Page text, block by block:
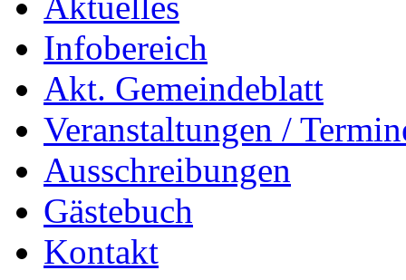
Infobereich
Akt. Gemeindeblatt
Veranstaltungen /
Ausschreibungen
Gästebuch
Kontakt